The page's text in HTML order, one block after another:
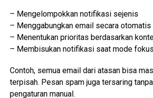
– Mengelompokkan notifikasi sejenis
– Menggabungkan email secara otomatis
– Menentukan prioritas berdasarkan
– Membisukan notifikasi saat mode
Contoh, semua email dari atasan bisa
terpisah. Pesan spam juga tersaring
pengaturan manual.